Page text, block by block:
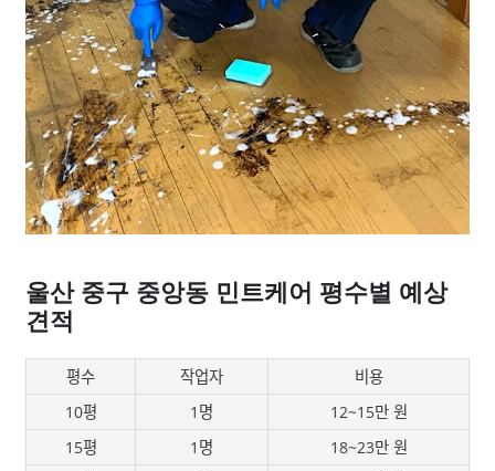
울산 중구 중앙동 민트케어 평수별 예상
견적
평수 작업자
비용
10평
1명
12~15만 원
15평
1명
18~23만 원